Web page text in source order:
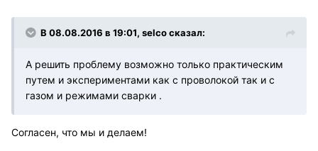
В 08.08.2016 в 19:01, selco сказал:
А решить проблему возможно только практическим
путем и экспериментами как с проволокой так и с
газом и режимами сварки .
Согласен, что мы и делаем!